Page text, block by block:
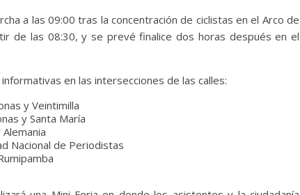
a las 09:00 tras la concentración de ciclistas en el Arco de
de las 08:30, y se prevé finalice dos horas después en el
en las intersecciones de las calles:
y Veintimilla
y Santa María
Nacional de Periodistas